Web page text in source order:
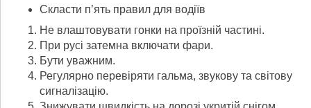
Скласти п’ять правил для водіїв
Не влаштовувати гонки на проїзній частині.
При русі затемна включати фари.
Бути уважним.
Регулярно перевіряти гальма, звукову та світову
сигналізацію.